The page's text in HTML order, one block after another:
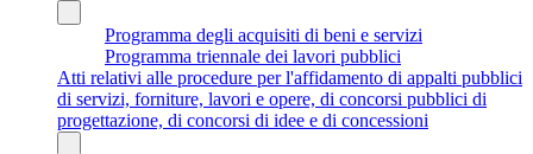
Programma degli acquisiti di beni e servizi
Programma triennale dei lavori pubblici
Atti relativi alle procedure per l'affidamento di appalti pubblici
di servizi, forniture, lavori e opere, di concorsi pubblici di
progettazione, di concorsi di idee e di concessioni